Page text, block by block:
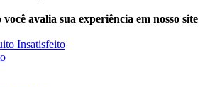
avalia sua experiência em nosso site
Insatisfeito